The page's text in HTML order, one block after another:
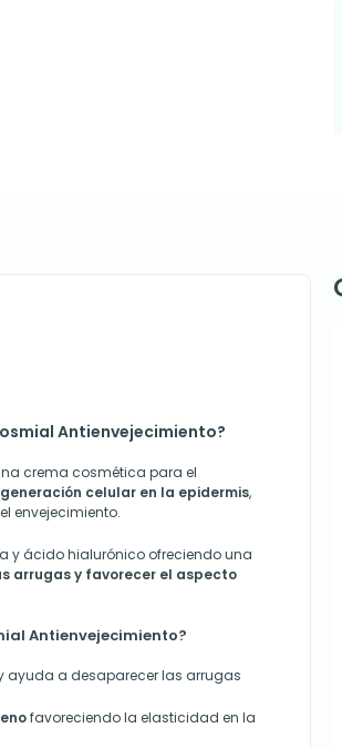
Antienvejecimiento?
crema cosmética para el
celular en la epidermis,
envejecimiento.
y ácido hialurónico ofreciendo una
arrugas y favorecer el aspecto
Antienvejecimiento?
ayuda a desaparecer las arrugas
favoreciendo la elasticidad en la